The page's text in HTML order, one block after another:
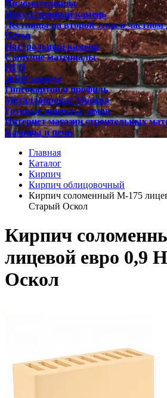
Пиломатериалы
Искусственный камень
Лестницы на второй этаж в частном
Бетон
Натуральный камень
Сыпучие материалы
ПГП
ЖБИ заводы
Гипсокартон и профиль
Металлопрокат Москва
Готовые проекты домов
Интернет магазин строительных
Камины и печи
Главная
Каталог
Кирпич
Кирпич облицовочный
Кирпич соломенный М-175
Старый Оскол
Кирпич
лицевой евро 0,9
Оскол